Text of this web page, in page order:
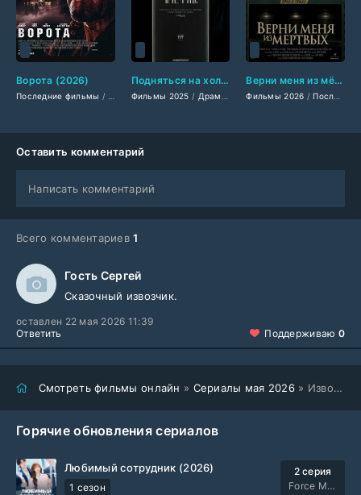
Ворота (2026)
Последние фильмы / Фильмы 2026 /Триллеры 2026 /Американские фильмы
Подняться на холм (2025)
Фильмы 2025 / Драмы 2025 /Мелодрамы 2025
Верни меня из мёртвых (2026)
Фильмы 2026 / Последние фильмы
Оставить комментарий
Написать комментарий
Всего комментариев1
Гость Сергей
Сказочный извозчик.
оставлен 22 мая 2026 11:39
Ответить
Поддерживаю 0
Смотреть фильмы онлайн » Сериалы мая 2026 » Извозчик (2026)
Горячие обновления сериалов
Любимый сотрудник (2026)
1 сезон
2 серия
Force Media